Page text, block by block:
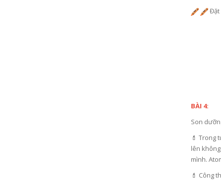
Đặt
BÀI 4:
Son
💄 Trong
lên
mình.
💄 Công